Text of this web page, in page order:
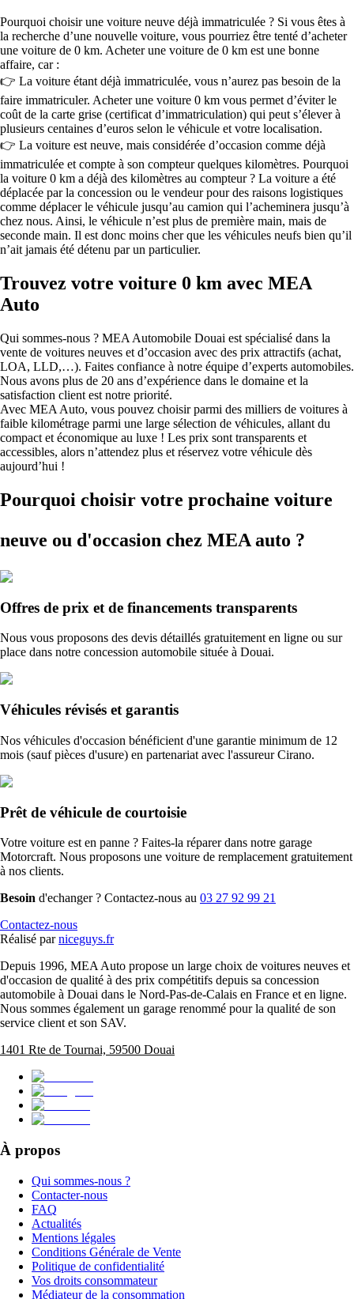
Pourquoi choisir une voiture neuve déjà immatriculée ? Si vous êtes à
la recherche d’une nouvelle voiture, vous pourriez être tenté d’acheter
une voiture de 0 km. Acheter une voiture de 0 km est une bonne
affaire, car :
👉 La voiture étant déjà immatriculée, vous n’aurez pas besoin de la
faire immatriculer. Acheter une voiture 0 km vous permet d’éviter le
coût de la carte grise (certificat d’immatriculation) qui peut s’élever à
plusieurs centaines d’euros selon le véhicule et votre localisation.
👉 La voiture est neuve, mais considérée d’occasion comme déjà
immatriculée et compte à son compteur quelques kilomètres. Pourquoi
la voiture 0 km a déjà des kilomètres au compteur ? La voiture a été
déplacée par la concession ou le vendeur pour des raisons logistiques
comme déplacer le véhicule jusqu’au camion qui l’acheminera jusqu’à
chez nous. Ainsi, le véhicule n’est plus de première main, mais de
seconde main. Il est donc moins cher que les véhicules neufs bien qu’il
n’ait jamais été détenu par un particulier.
Trouvez votre voiture 0 km avec MEA
Auto
Qui sommes-nous ? MEA Automobile Douai est spécialisé dans la
vente de voitures neuves et d’occasion avec des prix attractifs (achat,
LOA, LLD,…). Faites confiance à notre équipe d’experts automobiles.
Nous avons plus de 20 ans d’expérience dans le domaine et la
satisfaction client est notre priorité.
Avec MEA Auto, vous pouvez choisir parmi des milliers de voitures à
faible kilométrage parmi une large sélection de véhicules, allant du
compact et économique au luxe ! Les prix sont transparents et
accessibles, alors n’attendez plus et réservez votre véhicule dès
aujourd’hui !
Pourquoi choisir votre prochaine voiture
neuve ou d'occasion chez MEA auto ?
Offres de prix et de financements transparents
Nous vous proposons des devis détaillés gratuitement en ligne ou sur
place dans notre concession automobile située à Douai.
Véhicules révisés et garantis
Nos véhicules d'occasion bénéficient d'une garantie minimum de 12
mois (sauf pièces d'usure) en partenariat avec l'assureur Cirano.
Prêt de véhicule de courtoisie
Votre voiture est en panne ? Faites-la réparer dans notre garage
Motorcraft. Nous proposons une voiture de remplacement gratuitement
à nos clients.
Besoin d'echanger ? Contactez-nous au 03 27 92 99 21
Contactez-nous
Réalisé par niceguys.fr
Depuis 1996, MEA Auto propose un large choix de voitures neuves et
d'occasion de qualité à des prix compétitifs depuis sa concession
automobile à Douai dans le Nord-Pas-de-Calais en France et en ligne.
Nous sommes également un garage renommé pour la qualité de son
service client et son SAV.
1401 Rte de Tournai, 59500 Douai
À propos
Qui sommes-nous ?
Contacter-nous
FAQ
Actualités
Mentions légales
Conditions Générale de Vente
Politique de confidentialité
Vos droits consommateur
Médiateur de la consommation